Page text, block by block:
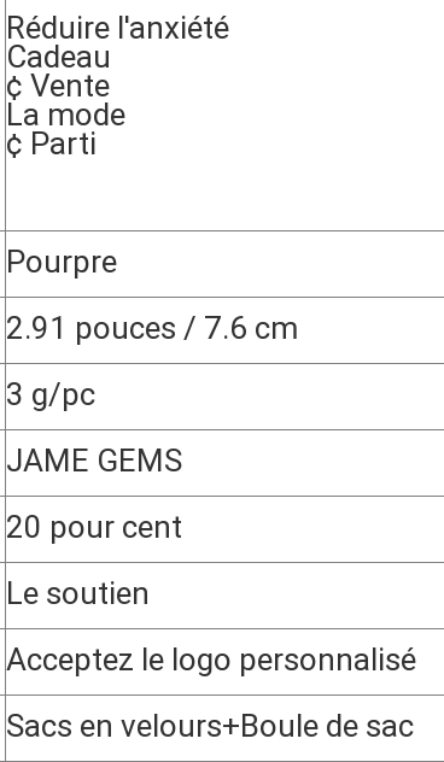
Réduire l'anxiété
Cadeau
¢ Vente
La mode
¢ Parti
Pourpre
2.91 pouces / 7.6 cm
3 g/pc
JAME GEMS
20 pour cent
Le soutien
Acceptez le logo personnalisé
Sacs en velours+Boule de sac